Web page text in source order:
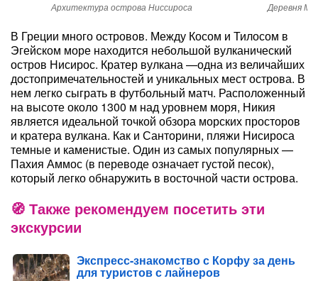
Архитектура острова Ниссироса Деревня
В Греции много островов. Между Косом и Тилосом в
Эгейском море находится небольшой вулканический
остров Нисирос. Кратер вулкана —одна из величайших
достопримечательностей и уникальных мест острова. В
нем легко сыграть в футбольный матч. Расположенный
на высоте около 1300 м над уровнем моря, Никия
является идеальной точкой обзора морских просторов
и кратера вулкана. Как и Санторини, пляжи Нисироса
темные и каменистые. Один из самых популярных —
Пахия Аммос (в переводе означает густой песок),
который легко обнаружить в восточной части острова.
Также рекомендуем посетить эти
экскурсии
Экспресс-знакомство с Корфу за день
для туристов с лайнеров